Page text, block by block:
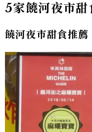
5家饒河夜市甜
饒河夜市甜食推薦